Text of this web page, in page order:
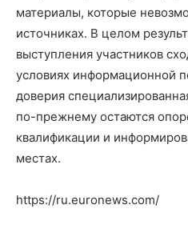
материалы, которые
источниках. В целом
выступления участников
условиях информационной
доверия
по-прежнему остаются
квалификации и
местах.
https://ru.euronews.com/